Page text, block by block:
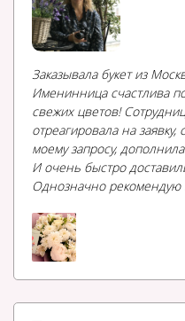
Заказывала букет из
Именинница счастлива
свежих цветов!
отреагировала на заявку,
моему запросу,
И очень быстро
Однозначно рекомендую